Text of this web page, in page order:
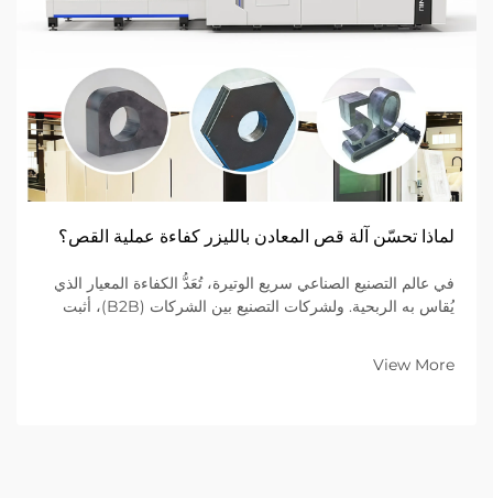
لماذا تحسّن آلة قص المعادن بالليزر كفاءة عملية القص؟
في عالم التصنيع الصناعي سريع الوتيرة، تُعَدُّ الكفاءة المعيار الذي
يُقاس به الربحية. ولشركات التصنيع بين الشركات (B2B)، أثبت
View More